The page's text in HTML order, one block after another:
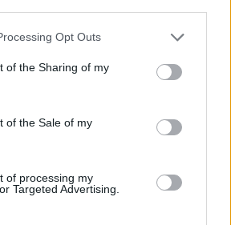
Opt Outs
of the Sharing of my
of the Sale of my
of processing my
Targeted Advertising.